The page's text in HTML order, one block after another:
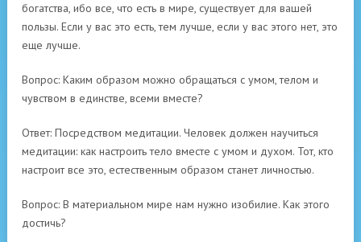
богатства, ибо все, что есть в мире, существует для вашей
пользы. Если у вас это есть, тем лучше, если у вас этого нет, это
еще лучше.
Вопрос: Каким образом можно обращаться с умом, телом и
чувством в единстве, всеми вместе?
Ответ: Посредством медитации. Человек должен научиться
медитации: как настроить тело вместе с умом и духом. Тот, кто
настроит все это, естественным образом станет личностью.
Вопрос: В материальном мире нам нужно изобилие. Как этого
достичь?